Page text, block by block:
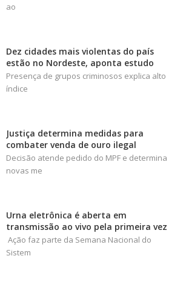
ao
Dez cidades mais violentas do país
estão no Nordeste, aponta estudo
Presença de grupos criminosos explica alto
índice
Justiça determina medidas para
combater venda de ouro ilegal
Decisão atende pedido do MPF e determina
novas me
Urna eletrônica é aberta em
transmissão ao vivo pela primeira vez
Ação faz parte da Semana Nacional do
Sistem